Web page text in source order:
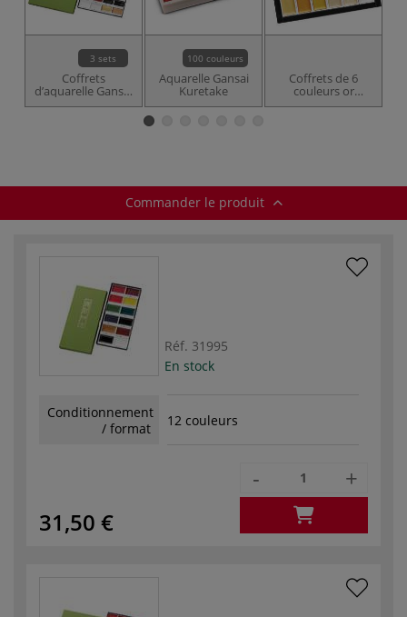
3 sets
Coffrets
d’aquarelle Gansai
Kuretake
100 couleurs
Aquarelle Gansai
Kuretake
Coffrets de 6
couleurs or
Gansai Kuretake
Commander le produit
Réf. 31995
En stock
Conditionnement
/ format
12 couleurs
31,50 €
- +